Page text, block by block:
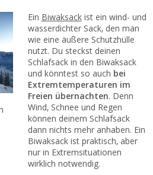
Ein Biwaksackist ein wind- und
wasserdichter Sack, den man
wie eine äußere Schutzhülle
nutzt. Du steckst deinen
Schlafsack in den Biwaksack
und könntest so auch bei
Extremtemperaturen im
Freien übernachten. Denn
Wind, Schnee und Regen
können deinem Schlafsack
dann nichts mehr anhaben. Ein
Biwaksack ist praktisch, aber
nur in Extremsituationen
wirklich notwendig.